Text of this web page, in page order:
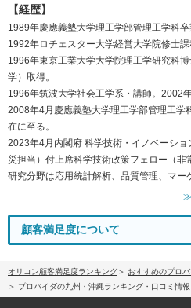
【経歴】
1989年慶應義塾大学理工学部管理工学科卒
1992年ロチェスター大学経営大学院修士課
1996年東京工業大学大学院理工学研究科
学）取得。
1996年筑波大学社会工学系・講師。2002
2008年4月慶應義塾大学理工学部管理工学
在に至る。
2023年4月内閣府 科学技術・イノベーシ
災担当）付上席科学技術政策フェロー（非
研究分野は応用統計解析、品質管理、マー
≫
顧客満足度について
オリコン顧客満足度ランキング おすすめのプロ
プロバイダの九州・沖縄ランキング・口コミ情報